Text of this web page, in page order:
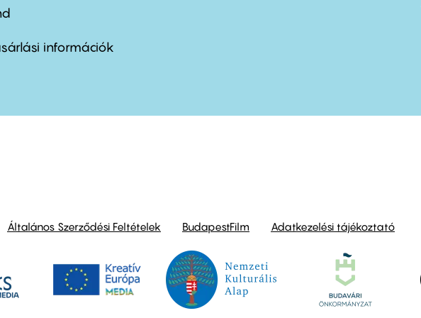
információk
Általános Szerződési Feltételek BudapestFilm Adatkezelési tájékoztató